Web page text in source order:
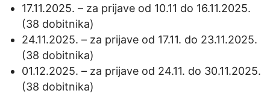
17.11.2025. – za prijave od 10.11 do 16.11.2025.
(38 dobitnika)
24.11.2025. – za prijave od 17.11. do 23.11.2025.
(38 dobitnika)
01.12.2025. – za prijave od 24.11. do 30.11.2025.
(38 dobitnika)